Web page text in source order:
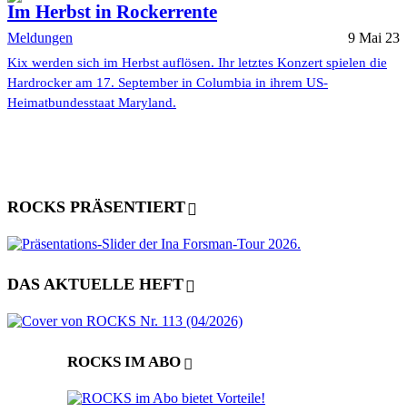
Im Herbst in Rockerrente
Meldungen 9 Mai 23
Kix werden sich im Herbst auflösen. Ihr letztes Konzert spielen die
Hardrocker am 17. September in Columbia in ihrem US-
Heimatbundesstaat Maryland.
ROCKS PRÄSENTIERT
DAS AKTUELLE HEFT
ROCKS IM ABO